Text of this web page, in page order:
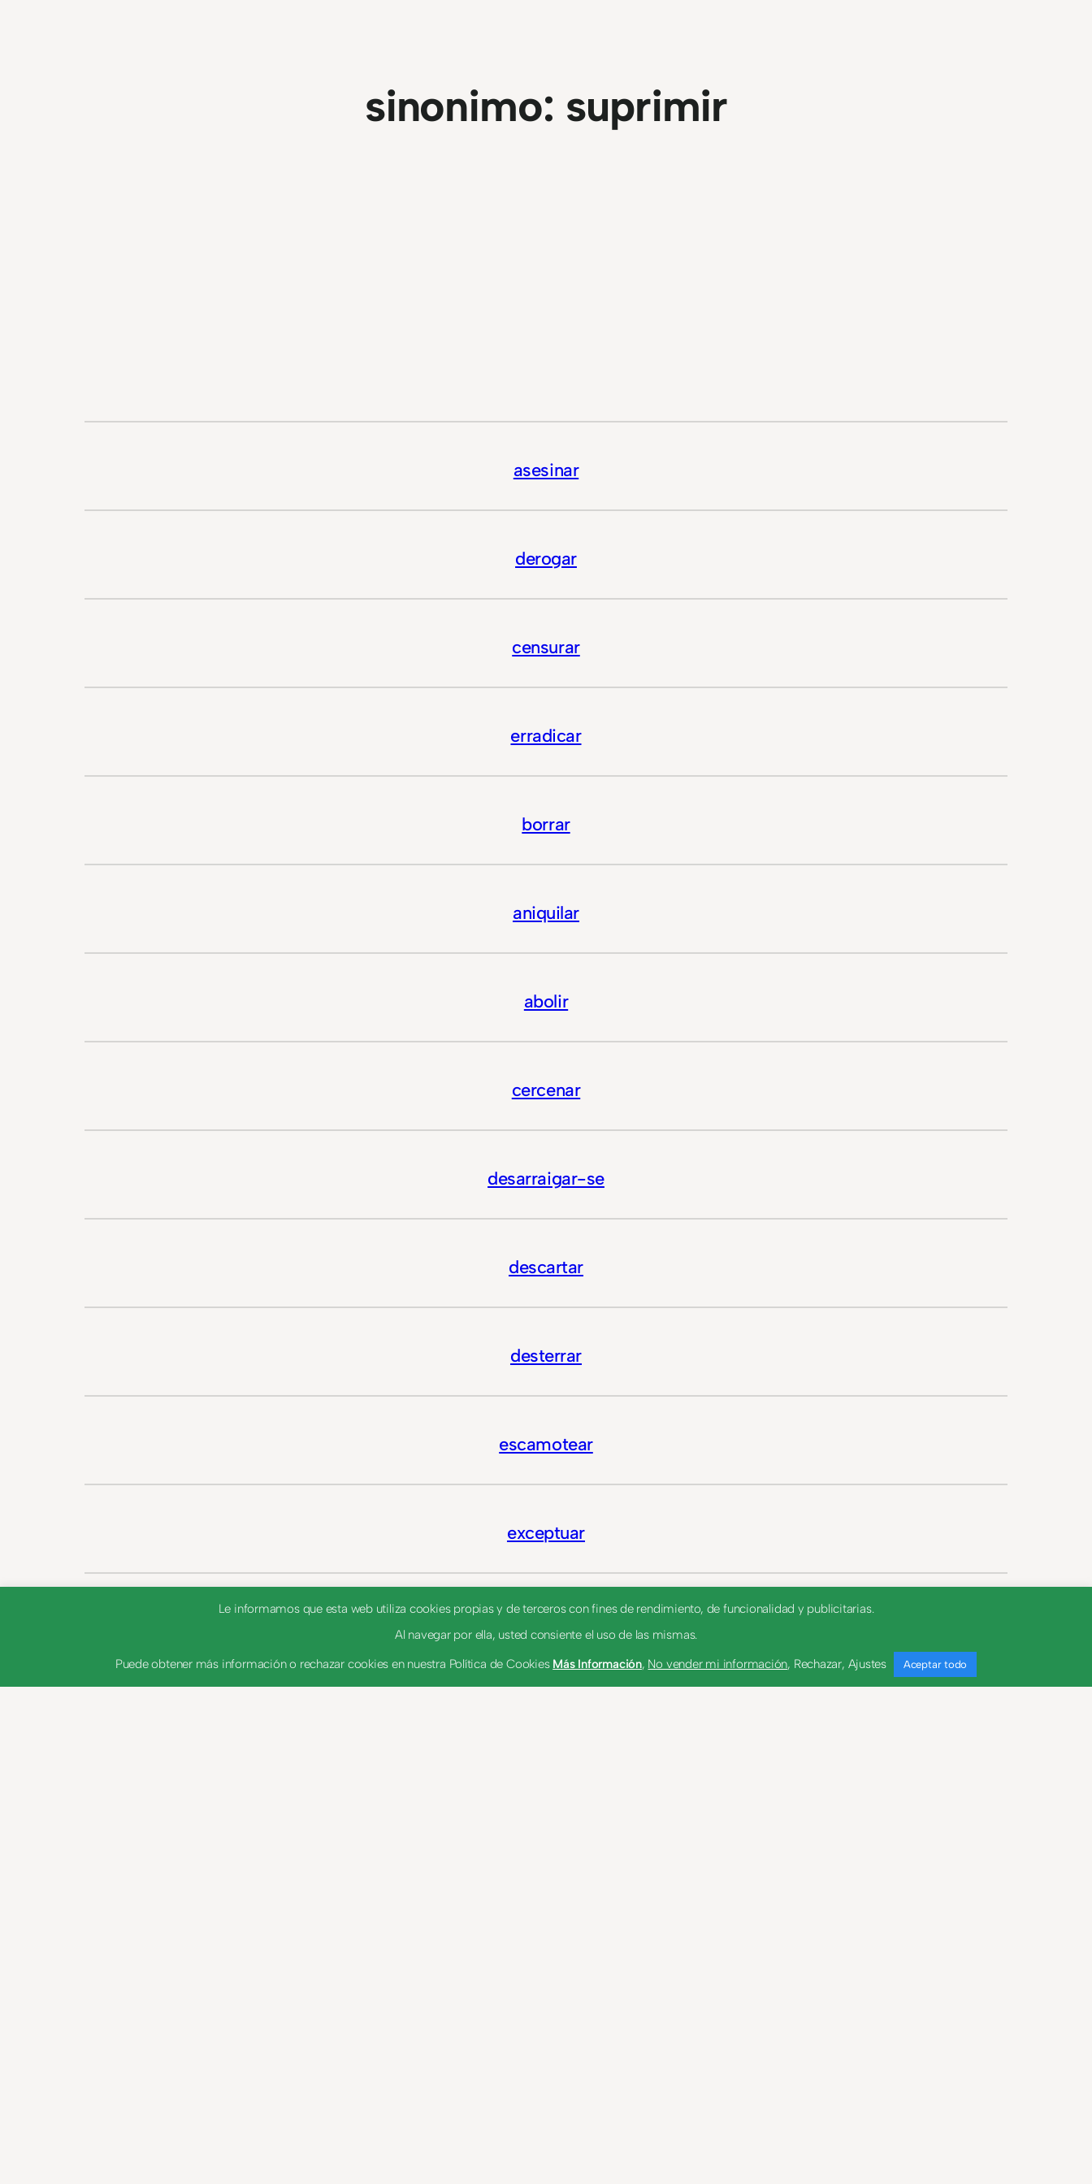
sinonimo: suprimir
asesinar
derogar
censurar
erradicar
borrar
aniquilar
abolir
cercenar
desarraigar-se
descartar
desterrar
escamotear
exceptuar
Le informamos que esta web utiliza cookies propias y de terceros con fines de rendimiento, de funcionalidad y publicitarias.
Al navegar por ella, usted consiente el uso de las mismas.
Puede obtener más información o rechazar cookies en nuestra Política de Cookies Más Información, No vender mi información, Rechazar, Ajustes Aceptar todo